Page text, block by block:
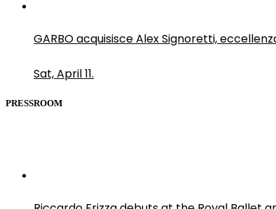
GARBO acquisisce Alex Signoretti,
Sat, April 11.
PRESSROOM